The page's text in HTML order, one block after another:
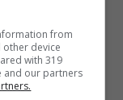
ha chiarito
astioso
from
other device
with 319
and our partners